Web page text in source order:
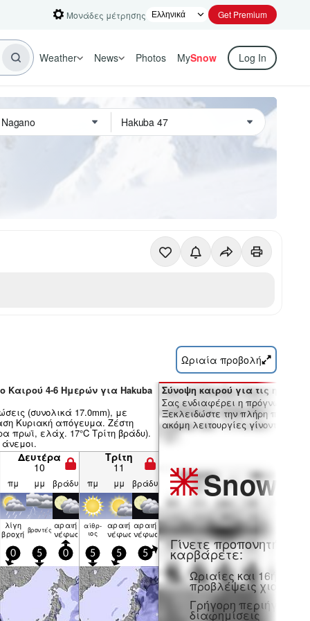
Μονάδες μέτρησης Get Premium
Weather News Photos MySnow Log In
Ωριαία προβολή
Καιρού 4-6 Ημερών για Hakuba
(συνολικά 17.0mm), με
Κυριακή απόγευμα. Ζέστη
πρωϊ, ελάχ. 17°C Τρίτη βράδυ).
Δευτέρα
10
Τρίτη
11
πμ μμ βράδυ πμ μμ βράδυ
λίγη
βροχή βρον­τές αραιή
νέφωση
αίθρ­
ιος
αραιή
νέφωση
αραιή
νέφωση
0 5 0 5 5 5
Σύνοψη καιρού για τις ημέρες
Σας ενδιαφέρει η πρόγνωση 16
Ξεκλειδώστε την πλήρη
ακόμη λειτουργίες γίνοντας
Snow
Γίνετε προπονητή και
καρβάρετε:
Ωριαίες και
προβλέψεις χιονιού
Γρήγορη περιήγηση
διαφημίσεις